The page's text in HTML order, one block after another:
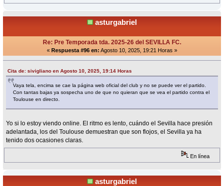
asturgabriel
Re: Pre Temporada tda. 2025-26 del SEVILLA FC.
« Respuesta #96 en: Agosto 10, 2025, 19:21 Horas »
Cita de: sivigliano en Agosto 10, 2025, 19:14 Horas
Vaya tela, encima se cae la página web oficial del club y no se puede ver el partido.
Con tantas bajas ya sospecha uno de que no quieran que se vea el partido contra el
Toulouse en directo.
Yo si lo estoy viendo online. El ritmo es lento, cuándo el Sevilla hace presión
adelantada, los del Toulouse demuestran que son flojos, el Sevilla ya ha
tenido dos ocasiones claras.
En línea
asturgabriel